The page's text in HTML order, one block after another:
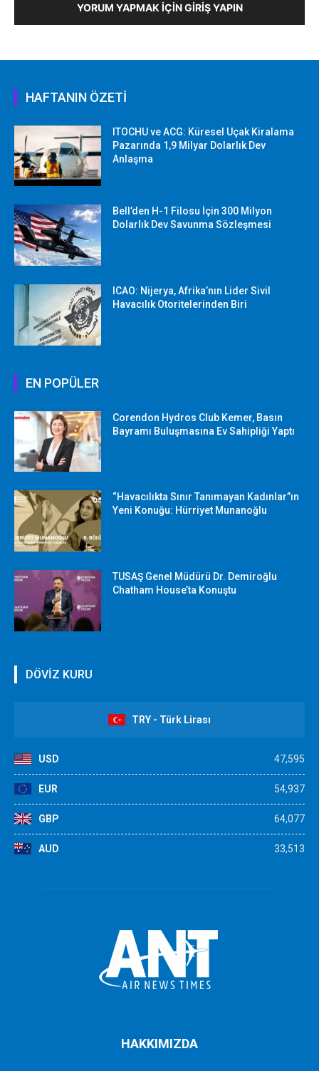
YORUM YAPMAK İÇIN GIRIŞ YAPIN
HAFTANIN ÖZETİ
ITOCHU ve ACG: Küresel Uçak Kiralama
Pazarında 1,9 Milyar Dolarlık Dev
Anlaşma
Bell’den H-1 Filosu İçin 300 Milyon
Dolarlık Dev Savunma Sözleşmesi
ICAO: Nijerya, Afrika’nın Lider Sivil
Havacılık Otoritelerinden Biri
EN POPÜLER
Corendon Hydros Club Kemer, Basın
Bayramı Buluşmasına Ev Sahipliği Yaptı
“Havacılıkta Sınır Tanımayan Kadınlar”ın
Yeni Konuğu: Hürriyet Munanoğlu
TUSAŞ Genel Müdürü Dr. Demiroğlu
Chatham House’ta Konuştu
DÖVİZ KURU
TRY - Türk Lirası
USD 47,595
EUR 54,937
GBP 64,077
AUD 33,513
HAKKIMIZDA